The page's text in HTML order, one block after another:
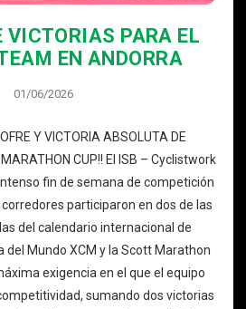
VICTORIAS PARA EL
EN ANDORRA
01/06/2026
Y VICTORIA ABSOLUTA DE
CUP!! El ISB – Cyclistwork
fin de semana de competición
participaron en dos de las
del calendario internacional de
del Mundo XCM y la Scott Marathon
exigencia en el que el equipo
sumando dos victorias